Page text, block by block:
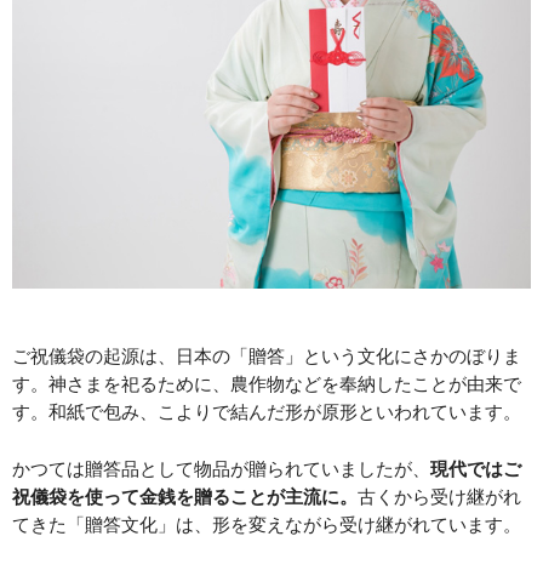
ご祝儀袋の起源は、日本の「贈答」という文化にさかのぼりま
す。神さまを祀るために、農作物などを奉納したことが由来で
す。和紙で包み、こよりで結んだ形が原形といわれています。
かつては贈答品として物品が贈られていましたが、 現代ではご
祝儀袋を使って金銭を贈ることが主流に。 古くから受け継がれ
てきた「贈答文化」は、形を変えながら受け継がれています。